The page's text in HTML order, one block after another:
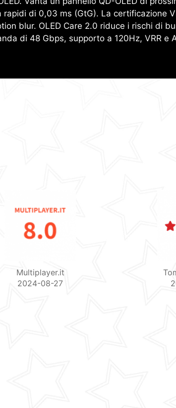
di 0,03 ms (GtG). La certificazione
blur. OLED Care 2.0 riduce i rischi di
di 48 Gbps, supporto a 120Hz, VRR e
Multiplayer.it
2024-08-27